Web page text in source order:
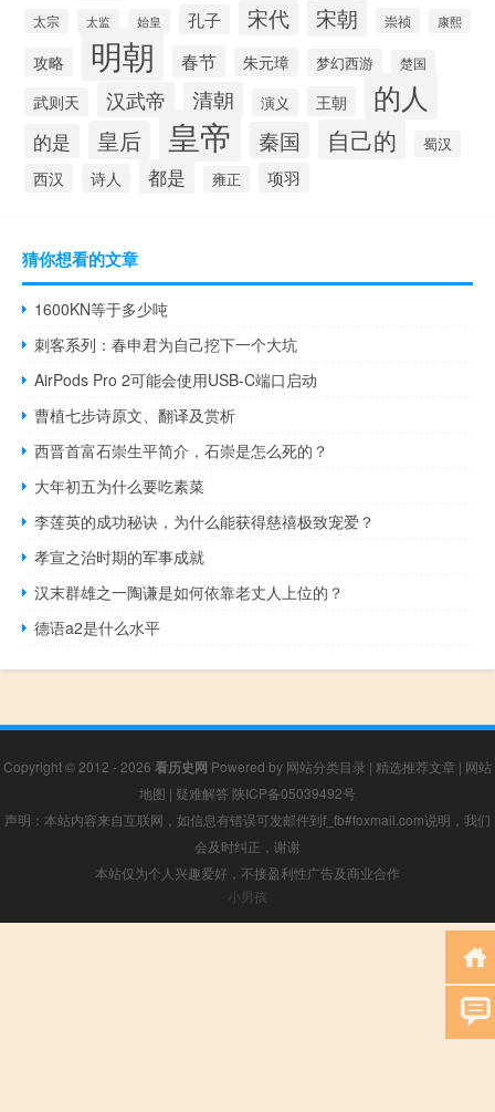
太宗 太监 始皇 孔子 宋代 宋朝 崇祯 康熙
攻略 明朝 春节 朱元璋 梦幻西游 楚国
武则天 汉武帝 清朝 演义 王朝 的人
的是 皇后 皇帝 秦国 自己的 蜀汉
西汉 诗人 都是 雍正 项羽
猜你想看的文章
1600KN等于多少吨
刺客系列：春申君为自己挖下一个大坑
AirPods Pro 2可能会使用USB-C端口启动
曹植七步诗原文、翻译及赏析
西晋首富石崇生平简介，石崇是怎么死的？
大年初五为什么要吃素菜
李莲英的成功秘诀，为什么能获得慈禧极致宠爱？
孝宣之治时期的军事成就
汉末群雄之一陶谦是如何依靠老丈人上位的？
德语a2是什么水平
Copyright © 2012 - 2026 看历史网 Powered by 网站分类目录 | 精选推荐文章 | 网站
地图 | 疑难解答 陕ICP备05039492号
声明：本站内容来自互联网，如信息有错误可发邮件到f_fb#foxmail.com说明，我们
会及时纠正，谢谢
本站仅为个人兴趣爱好，不接盈利性广告及商业合作
小男孩